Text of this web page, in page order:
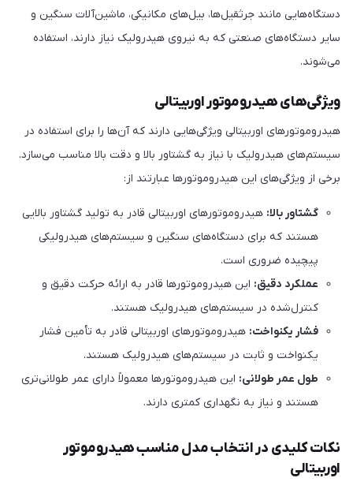
دستگاه‌هایی مانند جرثقیل‌ها، بیل‌های مکانیکی، ماشین‌آلات سنگین و
سایر دستگاه‌های صنعتی که به نیروی هیدرولیک نیاز دارند، استفاده
می‌شوند.
ویژگی‌های هیدروموتور اوربیتالی
هیدروموتورهای اوربیتالی ویژگی‌هایی دارند که آن‌ها را برای استفاده در
سیستم‌های هیدرولیک با نیاز به گشتاور بالا و دقت بالا مناسب می‌سازد.
برخی از ویژگی‌های این هیدروموتورها عبارتند از:
گشتاور بالا: هیدروموتورهای اوربیتالی قادر به تولید گشتاور بالایی
هستند که برای دستگاه‌های سنگین و سیستم‌های هیدرولیکی
پیچیده ضروری است.
عملکرد دقیق: این هیدروموتورها قادر به ارائه حرکت دقیق و
کنترل‌شده در سیستم‌های هیدرولیک هستند.
فشار یکنواخت: هیدروموتورهای اوربیتالی قادر به تأمین فشار
یکنواخت و ثابت در سیستم‌های هیدرولیک هستند.
طول عمر طولانی: این هیدروموتورها معمولاً دارای عمر طولانی‌تری
هستند و نیاز به نگهداری کمتری دارند.
نکات کلیدی در انتخاب مدل مناسب هیدروموتور
اوربیتالی